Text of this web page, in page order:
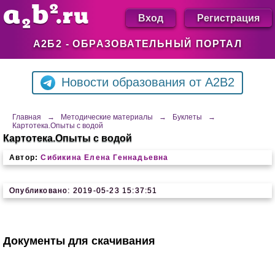
А2Б2 - ОБРАЗОВАТЕЛЬНЫЙ ПОРТАЛ
Вход Регистрация
Новости образования от A2B2
Главная → Методические материалы → Буклеты
→
Картотека.Опыты с водой
Картотека.Опыты с водой
Автор: Сибикина Елена Геннадьевна
Опубликовано: 2019-05-23 15:37:51
Документы для скачивания